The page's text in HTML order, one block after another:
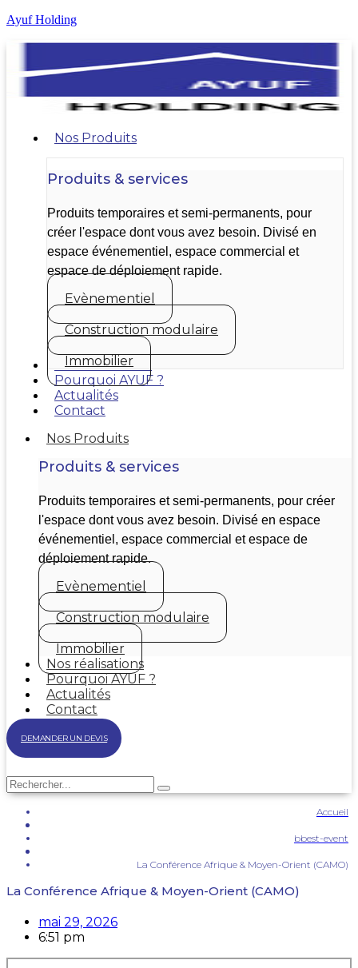
Ayuf Holding
Nos Produits
Produits & services
Produits temporaires et semi-permanents, pour
créer l'espace dont vous avez besoin. Divisé en
espace événementiel, espace commercial et
espace de déploiement rapide.
Evènementiel
Construction modulaire
Immobilier
Nos réalisations
Pourquoi AYUF ?
Actualités
Contact
Nos Produits
Produits & services
Produits temporaires et semi-permanents, pour créer
l'espace dont vous avez besoin. Divisé en espace
événementiel, espace commercial et espace de
déploiement rapide.
Evènementiel
Construction modulaire
Immobilier
Nos réalisations
Pourquoi AYUF ?
Actualités
Contact
DEMANDER UN DEVIS
Accueil
bbest-event
La Conférence Afrique & Moyen-Orient (CAMO)
La Conférence Afrique & Moyen-Orient (CAMO)
mai 29, 2026
6:51 pm